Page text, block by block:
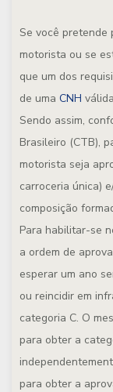
Se você pretende
motorista ou se
que um dos
de uma CNH
Sendo assim,
Brasileiro (CTB),
motorista seja
carroceria única)
composição
Para habilitar-se
a ordem de
esperar um ano
ou reincidir em
categoria C. O
para obter a
para obter a